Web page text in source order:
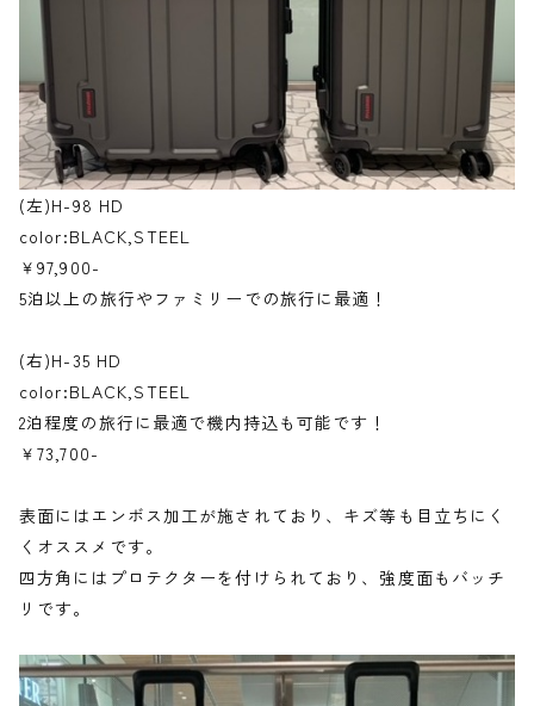
(左)H-98 HD
color:BLACK,STEEL
￥97,900-
5泊以上の旅行やファミリーでの旅行に最適！
(右)H-35 HD
color:BLACK,STEEL
2泊程度の旅行に最適で機内持込も可能です！
￥73,700-
表面にはエンボス加工が施されており、キズ等も目立ちにく
くオススメです。
四方角にはプロテクターを付けられており、強度面もバッチ
リです。